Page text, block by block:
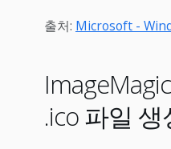
출처: Microsoft -
.ico 파일 생